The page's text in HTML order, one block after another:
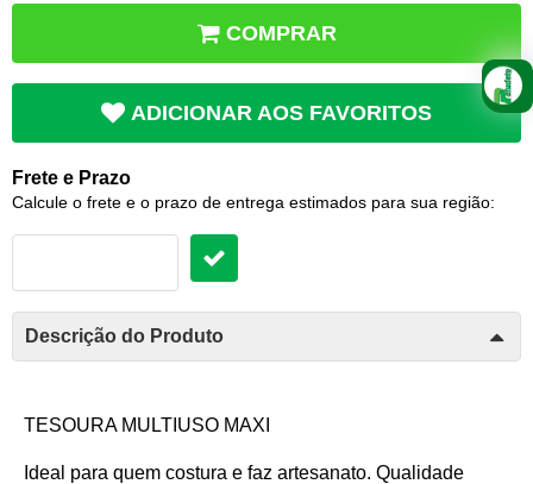
COMPRAR
ADICIONAR AOS FAVORITOS
Frete e Prazo
Calcule o frete e o prazo de entrega estimados para sua região:
Descrição do Produto
TESOURA MULTIUSO MAXI
Ideal para quem costura e faz artesanato. Qualidade